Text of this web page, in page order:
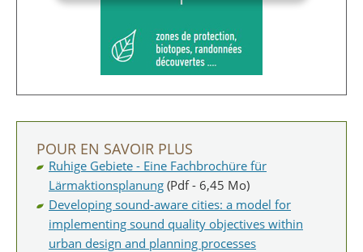
POUR EN SAVOIR PLUS
Ruhige Gebiete - Eine Fachbrochüre für
Lärmaktionsplanung (Pdf - 6,45 Mo)
Developing sound-aware cities: a model for
implementing sound quality objectives within
urban design and planning processes